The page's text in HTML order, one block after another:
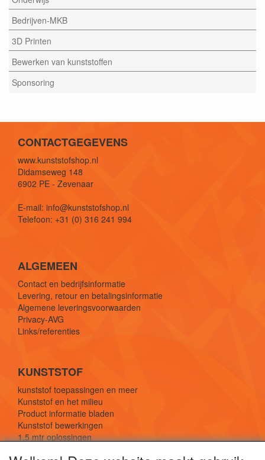
Bedrijven-MKB
3D Printen
Bewerken van kunststoffen
Sponsoring
CONTACTGEGEVENS
www.kunststofshop.nl
Didamseweg 148
6902 PE - Zevenaar
E-mail: info@kunststofshop.nl
Telefoon: +31 (0) 316 241 994
ALGEMEEN
Contact en bedrijfsinformatie
Levering, retour en betalingsinformatie
Algemene leveringsvoorwaarden
Privacy-AVG
Links/referenties
KUNSTSTOF
kunststof toepassingen en meer
Kunststof en het milieu
Product informatie bladen
Kunststof bewerkingen
1,5 mtr oplossingen